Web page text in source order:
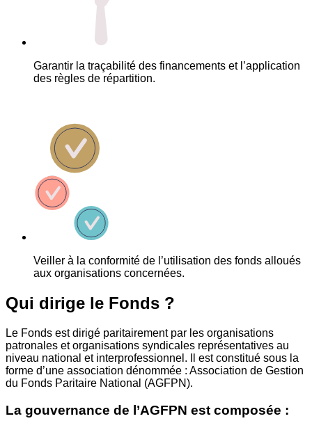
Garantir la traçabilité des financements et l’application
des règles de répartition.
Veiller à la conformité de l’utilisation des fonds alloués
aux organisations concernées.
Qui dirige le Fonds ?
Le Fonds est dirigé paritairement par les organisations
patronales et organisations syndicales représentatives au
niveau national et interprofessionnel. Il est constitué sous la
forme d’une association dénommée : Association de Gestion
du Fonds Paritaire National (AGFPN).
La gouvernance de l’AGFPN est composée :